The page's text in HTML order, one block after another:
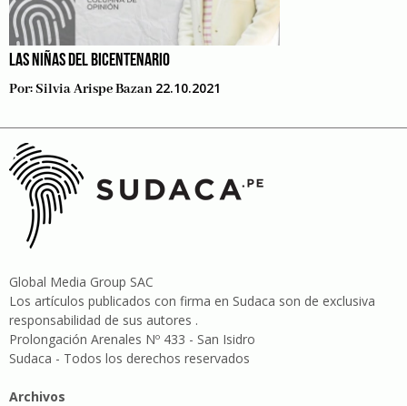
LAS NIÑAS DEL BICENTENARIO
Por:Silvia Arispe Bazan 22.10.2021
Global Media Group SAC
Los artículos publicados con firma en Sudaca son de exclusiva
responsabilidad de sus autores .
Prolongación Arenales Nº 433 - San Isidro
Sudaca - Todos los derechos reservados
Archivos